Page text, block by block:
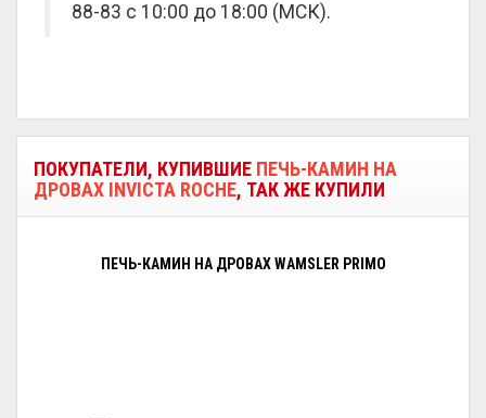
88-83 с 10:00 до 18:00 (МСК).
ПОКУПАТЕЛИ, КУПИВШИЕ ПЕЧЬ-КАМИН НА
ДРОВАХ INVICTA ROCHE, ТАК ЖЕ КУПИЛИ
ПЕЧЬ-КАМИН НА ДРОВАХ WAMSLER PRIMO